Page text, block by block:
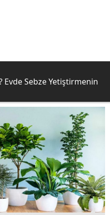
Evde Sebze Yetiştirmenin